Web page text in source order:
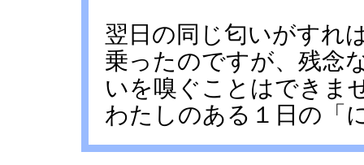
翌日の同じ匂いがすれ
乗ったのですが、残念
いを嗅ぐことはできま
わたしのある１日の「